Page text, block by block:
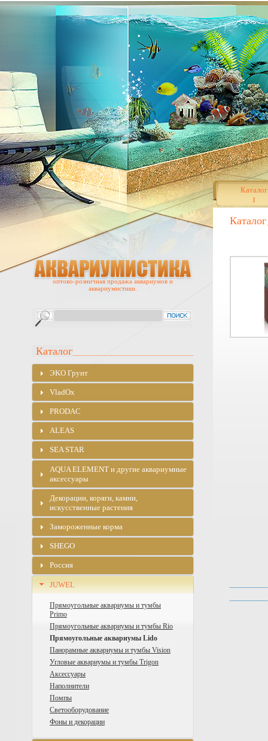
Каталог
Каталог
оптово-розничная продажа аквариумов и
аквариумистики.
Каталог
ЭKO Грунт
VladOx
PRODAC
ALEAS
SEA STAR
AQUA ELEMENT и другие аквариумные
аксессуары
Декорации, коряги, камни,
искусственные растения
Замороженные корма
SHEGO
Россия
JUWEL
Прямоугольные аквариумы и тумбы
Primo
Прямоугольные аквариумы и тумбы Rio
Прямоугольные аквариумы Lido
Панорамные аквариумы и тумбы Vision
Угловые аквариумы и тумбы Trigon
Аксессуары
Наполнители
Помпы
Светооборудование
Фоны и декорации